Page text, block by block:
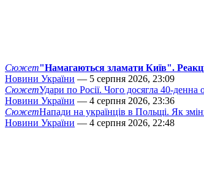
Сюжет"Намагаються зламати Київ".
Новини України — 5 серпня 2026, 23:09
СюжетУдари по Росії. Чого досягла 40-денна
Новини України — 4 серпня 2026, 23:36
СюжетНапади на українців в Польщі. Як
Новини України — 4 серпня 2026, 22:48